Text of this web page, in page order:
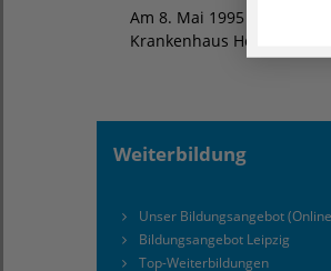
Am 8. Mai 1995 nahm die
Krankenhaus Heidelberg
Weiterbildung
Unser Bildungsangebot
Bildungsangebot Leipzig
Top-Weiterbildungen